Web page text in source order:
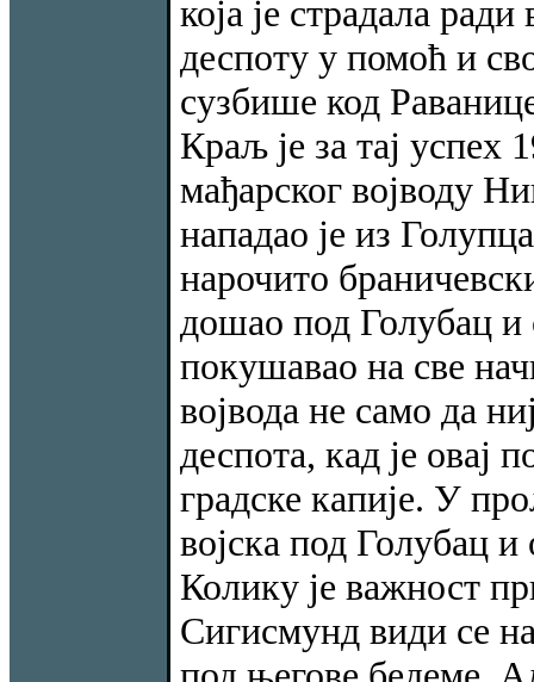
која је страдала
деспоту у помоћ и
сузбише код
Краљ је за тај успех
мађарског војводу
нападао је из
нарочито
дошао под Голубац и
покушавао на све
војвода не само да
деспота, кад је овај
градске капије. У
војска под Голубац
Колику је важност
Сигисмунд види се